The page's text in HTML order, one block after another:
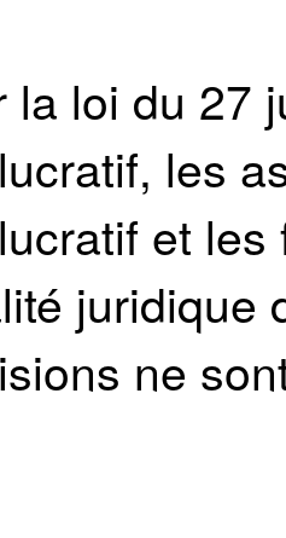
la loi du 27
les
et
juridique
ne